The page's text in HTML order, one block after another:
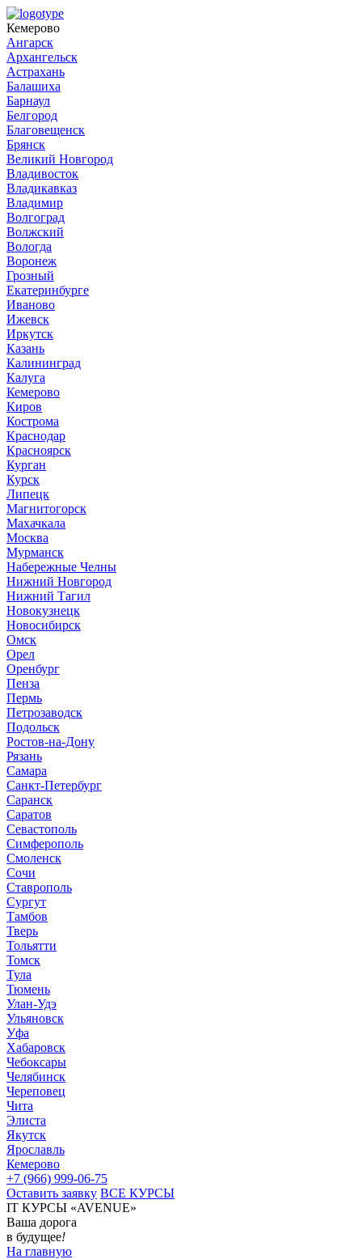
Кемерово
Ангарск
Архангельск
Астрахань
Балашиха
Барнаул
Белгород
Благовещенск
Брянск
Великий Новгород
Владивосток
Владикавказ
Владимир
Волгоград
Волжский
Вологда
Воронеж
Грозный
Екатеринбурге
Иваново
Ижевск
Иркутск
Казань
Калининград
Калуга
Кемерово
Киров
Кострома
Краснодар
Красноярск
Курган
Курск
Липецк
Магнитогорск
Махачкала
Москва
Мурманск
Набережные Челны
Нижний Новгород
Нижний Тагил
Новокузнецк
Новосибирск
Омск
Орел
Оренбург
Пенза
Пермь
Петрозаводск
Подольск
Ростов-на-Дону
Рязань
Самара
Санкт-Петербург
Саранск
Саратов
Севастополь
Симферополь
Смоленск
Сочи
Ставрополь
Сургут
Тамбов
Тверь
Тольятти
Томск
Тула
Тюмень
Улан-Удэ
Ульяновск
Уфа
Хабаровск
Чебоксары
Челябинск
Череповец
Чита
Элиста
Якутск
Ярославль
Кемерово
+7 (966) 999-06-75
Оставить заявку ВСЕ КУРСЫ
IT КУРСЫ «AVENUE»
Ваша дорога
в будущее!
На главную